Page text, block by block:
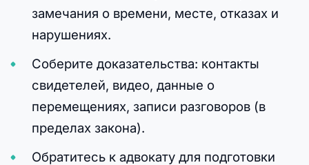
замечания о времени, месте, отказах и
нарушениях.
Соберите доказательства: контакты
свидетелей, видео, данные о
перемещениях, записи разговоров (в
пределах закона).
Обратитесь к адвокату для подготовки